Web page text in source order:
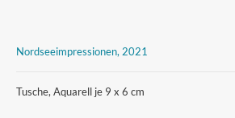
Nordseeimpressionen, 2021
Tusche, Aquarell je 9 x 6 cm